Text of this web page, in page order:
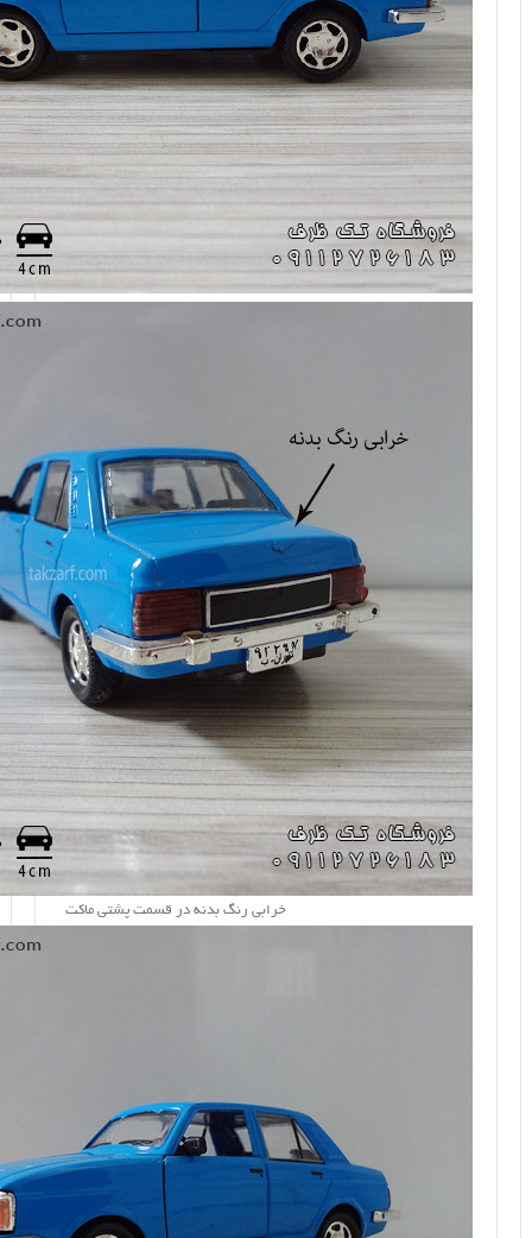
خرابی رنگ بدنه در قسمت پشتی ماکت